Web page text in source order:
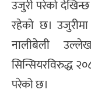
उजुरी परेको
रहेको छ।
नालीबेली
सिन्सियरविरुद्ध
परेको छ।